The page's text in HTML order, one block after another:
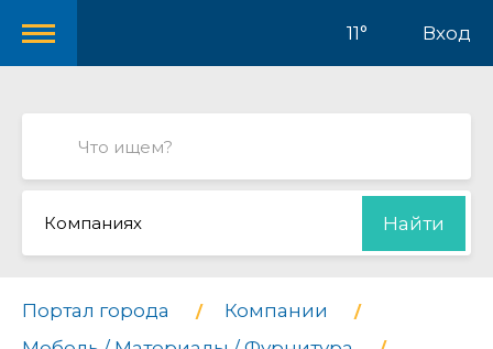
11° Вход
Компаниях Найти
Портал города
Компании